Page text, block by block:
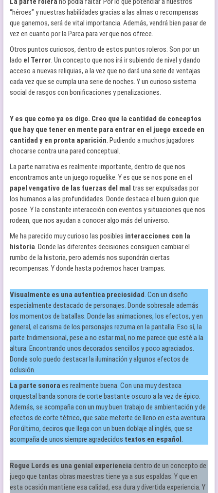
“héroes” y nuestras habilidades gracias a las almas o recompensas
que ganemos, será de vital importancia. Además, vendrá bien pasar de
vez en cuanto por la Parca para ver que nos ofrece.
Otros puntos curiosos, dentro de estos puntos roleros. Son por un
lado el Terror. Un concepto que nos irá ir subiendo de nivel y dando
acceso a nuevas reliquias, a la vez que no dará una serie de ventajas
cada vez que se cumpla una serie de noches. Y un curioso sistema
social de rasgos con bonificaciones y penalizaciones.
Y es que como ya os digo. Creo que la cantidad de conceptos
que hay que tener en mente para entrar en el juego excede en
cantidad y en pronta aparición. Pudiendo a muchos jugadores
chocarse contra una pared conceptual.
La parte narrativa es realmente importante, dentro de que nos
encontramos ante un juego roguelike. Y es que se nos pone en el
papel vengativo de las fuerzas del mal tras ser expulsadas por
los humanos a las profundidades. Donde destaca el buen guion que
posee. Y la constante interacción con eventos y situaciones que nos
rodean, que nos ayudan a conocer algo más del universo.
Me ha parecido muy curioso las posibles interacciones con la
historia. Donde las diferentes decisiones consiguen cambiar el
rumbo de la historia, pero además nos supondrán ciertas
recompensas. Y donde hasta podremos hacer trampas.
Visualmente es una autentica preciosidad. Con un diseño
especialmente destacado de personajes. Donde sobresale además
los momentos de batallas. Donde las animaciones, los efectos, y en
general, el carisma de los personajes rezuma en la pantalla. Eso sí, la
parte tridimensional, pese a no estar mal, no me parece que esté a la
altura. Encontrando unos decorados sencillos y poco agraciados.
Donde solo puedo destacar la iluminación y algunos efectos de
oclusión.
La parte sonoraes realmente buena. Con una muy destaca
orquestal banda sonora de corte bastante oscuro a la vez de épico.
Además, se acompaña con un muy buen trabajo de ambientación y de
efectos de corte tétrico, que sabe meterte de lleno en esta aventura.
Por último, deciros que llega con un buen doblaje al inglés, que se
acompaña de unos siempre agradecidos textos en español.
Rogue Lords es una genial experiencia dentro de un concepto de
juego que tantas obras maestras tiene ya a sus espaldas. Y que en
esta ocasión mantiene esa calidad, esa dura y divertida experiencia. Y